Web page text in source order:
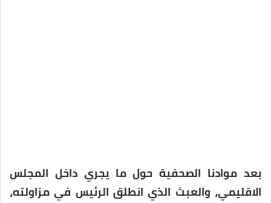
بعد موادنا الصحفية حول ما يجري داخل المجلس
الاقليمي، والعبث الذي انطلق الرئيس في مزاولته،